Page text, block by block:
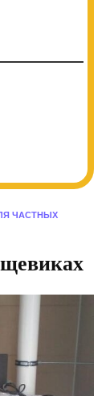
ЧАСТНЫХ